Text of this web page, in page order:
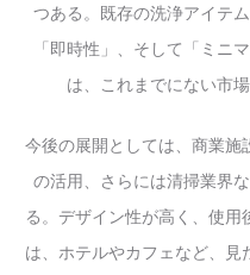
つある。既存の洗浄アイテ
「即時性」、そして「ミニ
は、これまでにない市
今後の展開としては、商業
の活用、さらには清掃業界
る。デザイン性が高く、使
は、ホテルやカフェなど、